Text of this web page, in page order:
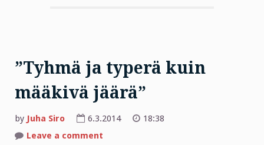
”Tyhmä ja typerä kuin
määkivä jäärä”
by Juha Siro 6.3.2014
18:38
Leave a comment